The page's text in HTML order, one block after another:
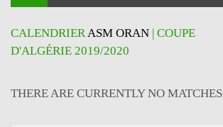
CALENDRIERASM ORAN | COUPE
D'ALGÉRIE 2019/2020
THERE ARE CURRENTLY NO MATCHES